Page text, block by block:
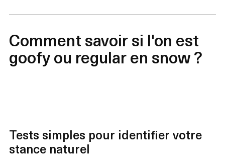
Comment savoir si l'on est
goofy ou regular en snow ?
Tests simples pour identifier votre
stance naturel